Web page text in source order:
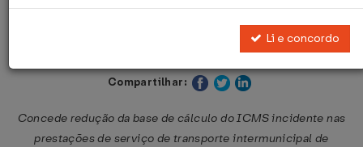
Decreto Nº 45049 DE 13/05/2024
Publicado no DOE - PB em 14 mai 2024
Compartilhar:
Concede redução da base de cálculo do ICMS incidente nas
prestações de serviço de transporte intermunicipal de
Li e concordo